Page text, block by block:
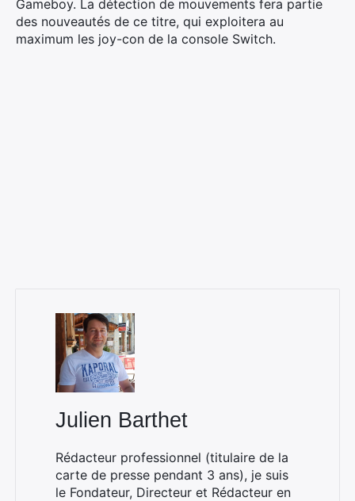
Gameboy. La détection de mouvements fera partie
des nouveautés de ce titre, qui exploitera au
maximum les joy-con de la console Switch.
Julien Barthet
Rédacteur professionnel (titulaire de la
carte de presse pendant 3 ans), je suis
le Fondateur, Directeur et Rédacteur en
Rechercher